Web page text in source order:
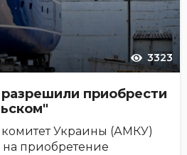
3323
приобрести
Украины (АМКУ)
приобретение